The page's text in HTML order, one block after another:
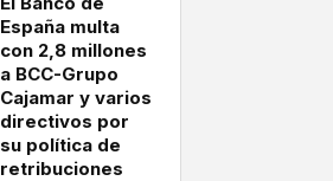
España multa
con 2,8 millones
a BCC-Grupo
Cajamar y varios
directivos por
su política de
retribuciones